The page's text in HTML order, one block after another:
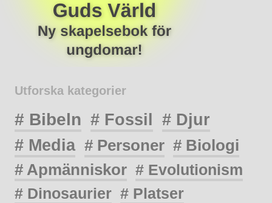
Utforska kategorier
# Bibeln # Fossil # Djur
# Media # Personer # Biologi
# Apmänniskor # Evolutionism
# Dinosaurier # Platser